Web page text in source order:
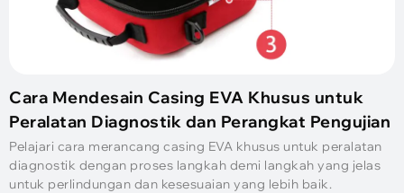
Cara Mendesain Casing EVA Khusus untuk
Peralatan Diagnostik dan Perangkat Pengujian
Pelajari cara merancang casing EVA khusus untuk peralatan
diagnostik dengan proses langkah demi langkah yang jelas
untuk perlindungan dan kesesuaian yang lebih baik.